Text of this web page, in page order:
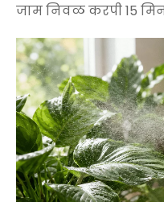
जाम निवळ करपी 15